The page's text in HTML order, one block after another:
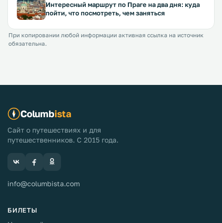
Интересный маршрут по Праге на два дня: куда
пойти, что посмотреть, чем заняться
При копировании любой информации активная ссылка на источник
обязательна.
Columbista
Сайт о путешествиях и для
путешественников. С 2015 года.
info@columbista.com
БИЛЕТЫ